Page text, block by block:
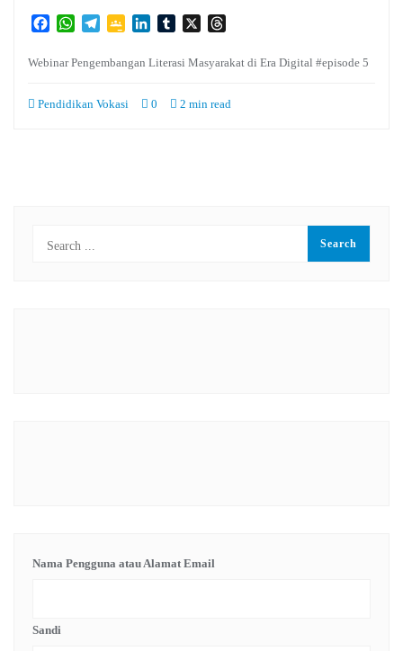
FacebookWhatsApp
TelegramGoogleLinkedInTumblr
X
Webinar Pengembangan Literasi Masyarakat di Era Digital #episode 5
Pendidikan Vokasi 0 2 min read
Nama Pengguna atau Alamat Email
Sandi